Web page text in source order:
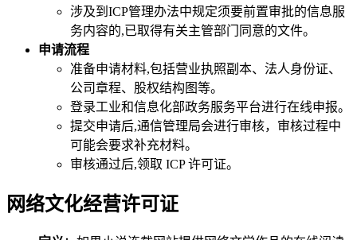
涉及到ICP管理办法中规定须要前置审批的信息服
务内容的,已取得有关主管部门同意的文件。
申请流程
准备申请材料,包括营业执照副本、法人身份证、
公司章程、股权结构图等。
登录工业和信息化部政务服务平台进行在线申报。
提交申请后,通信管理局会进行审核，审核过程中
可能会要求补充材料。
审核通过后,领取 ICP 许可证。
网络文化经营许可证